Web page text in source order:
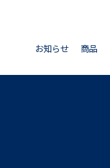
お知らせ 商品